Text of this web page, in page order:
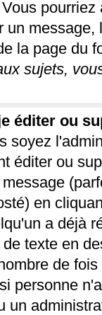
un
la page du
sujets,
éditer ou
soyez
éditer ou
en
a déjà
texte en
de
personne
un